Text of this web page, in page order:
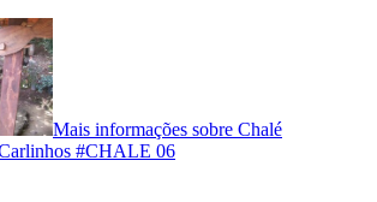
Mais informações sobre Chalé
#CHALE 06